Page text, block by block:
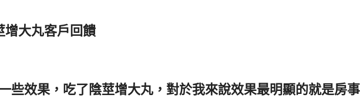
大丸客戶回饋
些效果，吃了陰莖增大丸，對於我來說效果最明顯的就是房